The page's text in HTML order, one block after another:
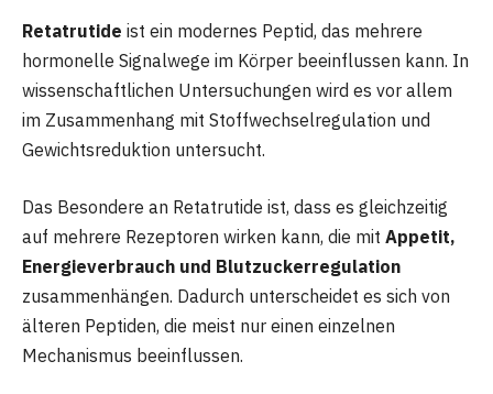
Retatrutide ist ein modernes Peptid, das mehrere
hormonelle Signalwege im Körper beeinflussen kann. In
wissenschaftlichen Untersuchungen wird es vor allem
im Zusammenhang mit Stoffwechselregulation und
Gewichtsreduktion untersucht.
Das Besondere an Retatrutide ist, dass es gleichzeitig
auf mehrere Rezeptoren wirken kann, die mit Appetit,
Energieverbrauch und Blutzuckerregulation
zusammenhängen. Dadurch unterscheidet es sich von
älteren Peptiden, die meist nur einen einzelnen
Mechanismus beeinflussen.